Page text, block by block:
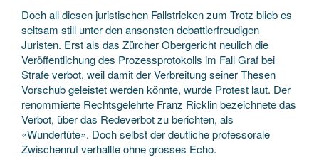
Doch all diesen juristischen Fallstricken zum Trotz blieb es
seltsam still unter den ansonsten debattierfreudigen
Juristen. Erst als das Zürcher Obergericht neulich die
Veröffentlichung des Prozessprotokolls im Fall Graf bei
Strafe verbot, weil damit der Verbreitung seiner Thesen
Vorschub geleistet werden könnte, wurde Protest laut. Der
renommierte Rechtsgelehrte Franz Ricklin bezeichnete das
Verbot, über das Redeverbot zu berichten, als
«Wundertüte». Doch selbst der deutliche professorale
Zwischenruf verhallte ohne grosses Echo.